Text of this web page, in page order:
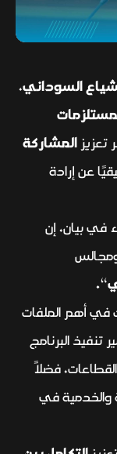
السوداني،
تعزيزالمشاركة
عن إرادة
في بيان، إن
“.
في أهم الملفات
تنفيذ البرنامج
فضلاً
والخدمية في